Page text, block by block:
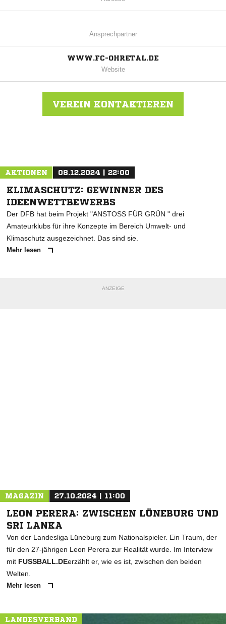
Ansprechpartner
WWW.FC-OHRETAL.DE
Website
VEREIN KONTAKTIEREN
AKTIONEN 08.12.2024 | 22:00
KLIMASCHUTZ: GEWINNER DES
IDEENWETTBEWERBS
Der DFB hat beim Projekt "ANSTOSS FÜR GRÜN " drei
Amateurklubs für ihre Konzepte im Bereich Umwelt- und
Klimaschutz ausgezeichnet. Das sind sie.
Mehr lesen
ANZEIGE
MAGAZIN 27.10.2024 | 11:00
LEON PERERA: ZWISCHEN LÜNEBURG UND
SRI LANKA
Von der Landesliga Lüneburg zum Nationalspieler. Ein Traum, der
für den 27-jährigen Leon Perera zur Realität wurde. Im Interview
mit FUSSBALL.DEerzählt er, wie es ist, zwischen den beiden
Welten.
Mehr lesen
LANDESVERBAND